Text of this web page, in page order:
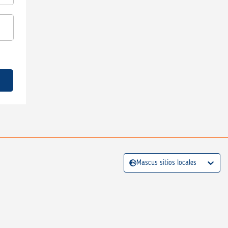
Mascus sitios locales